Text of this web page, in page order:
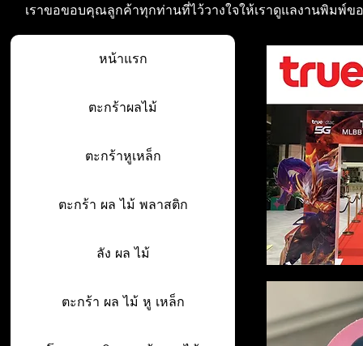
เราขอขอบคุณลูกค้าทุกท่านที่ไว้วางใจให้เราดูแลงานพิมพ์ข
หน้าแรก
ตะกร้าผลไม้
ตะกร้าหูเหล็ก
ตะกร้า ผล ไม้ พลาสติก
ลัง ผล ไม้
ตะกร้า ผล ไม้ หู เหล็ก